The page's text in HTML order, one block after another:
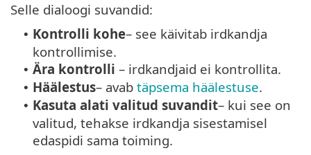
Selle dialoogi suvandid:
• Kontrolli kohe– see käivitab irdkandja
kontrollimise.
• Ära kontrolli – irdkandjaid ei kontrollita.
• Häälestus– avab täpsema häälestuse.
• Kasuta alati valitud suvandit– kui see on
valitud, tehakse irdkandja sisestamisel
edaspidi sama toiming.